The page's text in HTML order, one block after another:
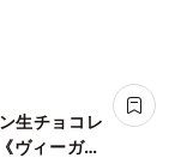
生チョコレ
ヴィーガン